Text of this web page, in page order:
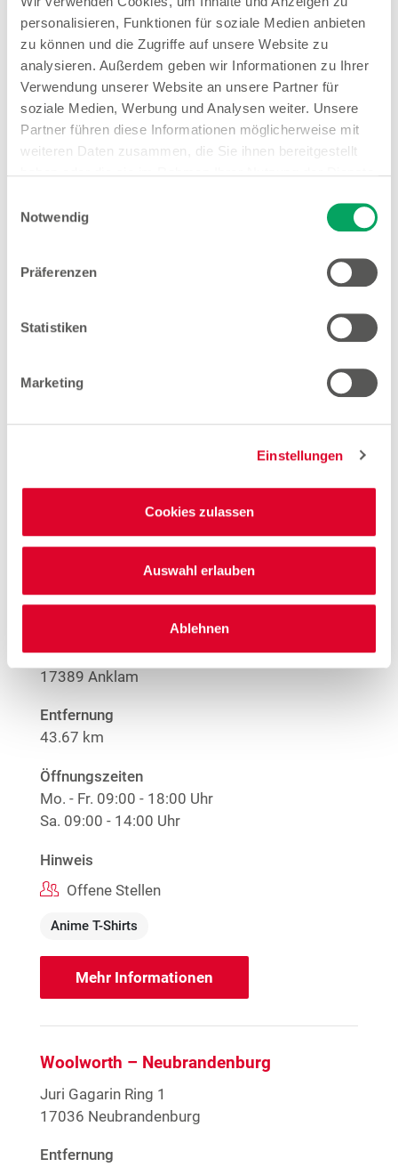
personalisieren, Funktionen für soziale Medien anbieten
zu können und die Zugriffe auf unsere Website zu
analysieren. Außerdem geben wir Informationen zu Ihrer
Verwendung unserer Website an unsere Partner für
soziale Medien, Werbung und Analysen weiter. Unsere
Partner führen diese Informationen möglicherweise mit
weiteren Daten zusammen, die Sie ihnen bereitgestellt
Einstellungen zu den Cookies finden Sie
Notwendig
Präferenzen
Statistiken
Marketing
Einstellungen
Cookies zulassen
Auswahl erlauben
Ablehnen
Stores in der Nähe von
Woolworth – Pasewalk
Woolworth – Prenzlau
Entfernung
Sa.09:00 - 17:00 Uhr
Anime T-Shirts
Nur solange der Vorrat reicht.
Mehr Informationen
Woolworth – Anklam
Am Markt 7
17389 Anklam
Entfernung
43.67 km
Öffnungszeiten
Mo. - Fr. 09:00 - 18:00 Uhr
Sa. 09:00 - 14:00 Uhr
Hinweis
Offene Stellen
Anime T-Shirts
Mehr Informationen
Woolworth – Neubrandenburg
Juri Gagarin Ring 1
17036 Neubrandenburg
Entfernung